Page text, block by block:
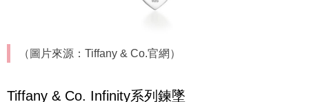
（圖片來源：Tiffany & Co.官網）
Tiffany & Co. Infinity系列鍊墜